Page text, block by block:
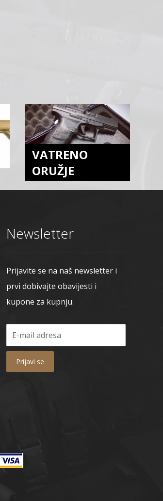
VATRENO
ORUŽJE
Newsletter
Prijavite se na naš newsletter i
prvi dobivajte obavijesti i
kupone za kupnju.
Prijavi se